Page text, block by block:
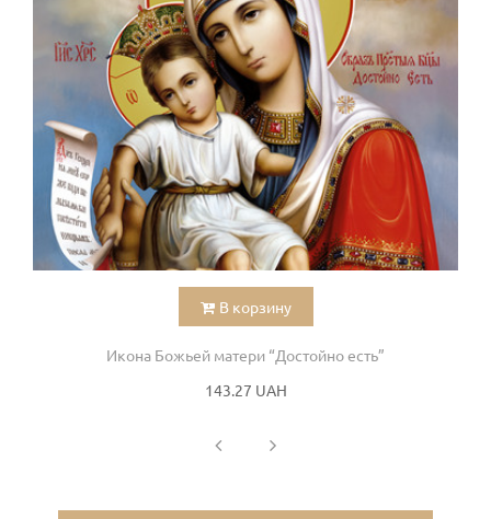
В корзину
Икона Божьей матери “Достойно есть”
143.27 UAH